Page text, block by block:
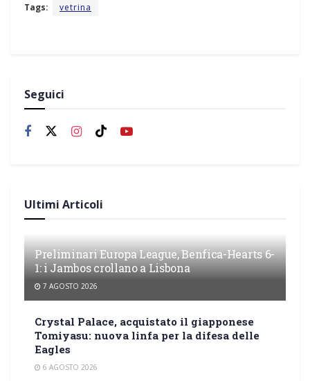
Tags: vetrina
Seguici
Ultimi Articoli
Preliminari Europa League, Benfica-Hearts 6-
1: i Jambos crollano a Lisbona
7 AGOSTO 2026
Crystal Palace, acquistato il giapponese
Tomiyasu: nuova linfa per la difesa delle
Eagles
6 AGOSTO 2026